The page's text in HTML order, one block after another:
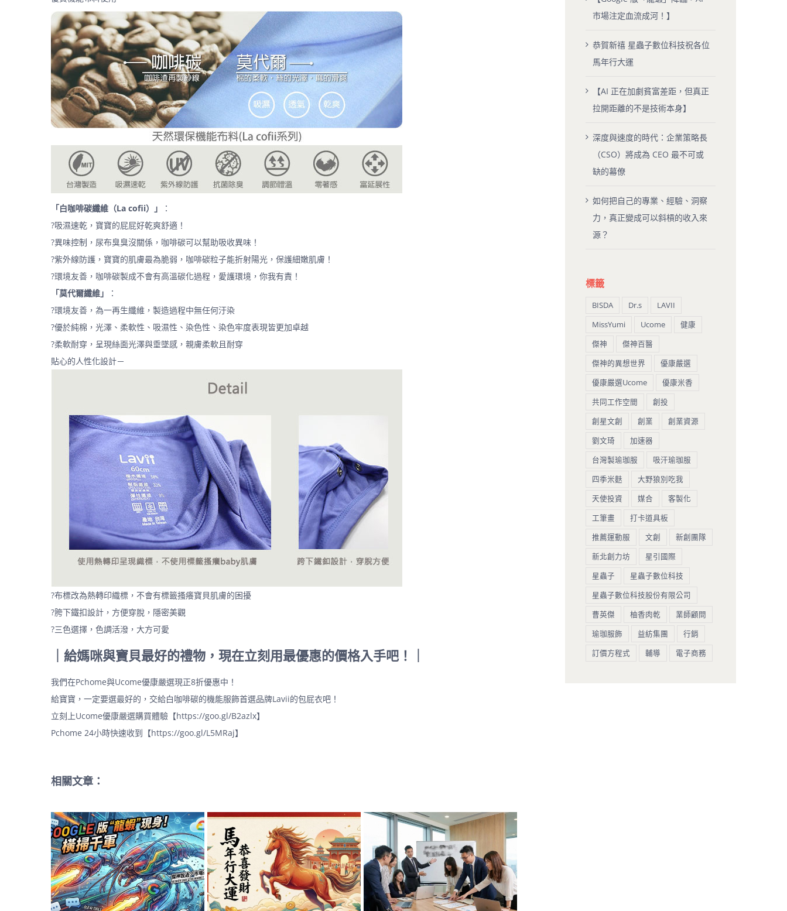
「白咖啡碳纖維（La cofii）」
：
?吸濕速乾，寶寶的屁屁好乾爽舒適！
?異味控制，尿布臭臭沒關係，咖啡碳可以幫助吸收異味！
?紫外線防護，寶寶的肌膚最為脆弱，咖啡碳粒子能折射陽光，保護細嫩肌膚！
?環境友善，咖啡碳製成不會有高溫碳化過程，愛護環境，你我有責！
「莫代爾纖維」
：
?環境友善，為一再生纖維，製造過程中無任何汙染
?優於純棉，光澤、柔軟性、吸濕性、染色性、染色牢度表現皆更加卓越
?柔軟耐穿，呈現絲面光澤與垂墜感，親膚柔軟且耐穿
貼心的人性化設計－
?布標改為熱轉印織標，不會有標籤搔癢寶貝肌膚的困擾
?胯下鐵扣設計，方便穿脫，隱密美觀
?三色選擇，色調活潑，大方可愛
｜給媽咪與寶貝最好的禮物，現在立刻用最優惠的價格入手吧！｜
我們在Pchome與Ucome優康嚴選現正8折優惠中！
給寶寶，一定要選最好的，交給白咖啡碳的機能服飾首選品牌Lavii的包屁衣吧！
立刻上Ucome優康嚴選購買體驗【https://goo.gl/B2azlx】
Pchome 24小時快速收到【https://goo.gl/L5MRaj】
相關文章：
市場注定血流成河！】
恭賀新禧 星蟲子數位科技祝各位
馬年行大運
【AI 正在加劇貧富差距，但真正
拉開距離的不是技術本身】
深度與速度的時代：企業策略長
（CSO）將成為 CEO 最不可或
缺的幕僚
如何把自己的專業、經驗、洞察
力，真正變成可以斜槓的收入來
源？
標籤
BISDA Dr.s
LAVII
MissYumi
Ucome
健康
傑神
傑神百醫
傑神的異想世界
優康嚴選
優康嚴選Ucome
優康米香
共同工作空間
創投
創星文創
創業
創業資源
劉文琦
加速器
台灣製瑜珈服
吸汗瑜珈服
四季米麩
大野狼別吃我
天使投資
媒合
客製化
工筆畫
打卡道具板
推薦運動服
文創
新創團隊
新北創力坊
星引國際
星蟲子
星蟲子數位科技
星蟲子數位科技股份有限公司
曹英傑
柚香肉乾
業師顧問
瑜珈服飾
益紡集團
行銷
訂價方程式
輔導 電子商務